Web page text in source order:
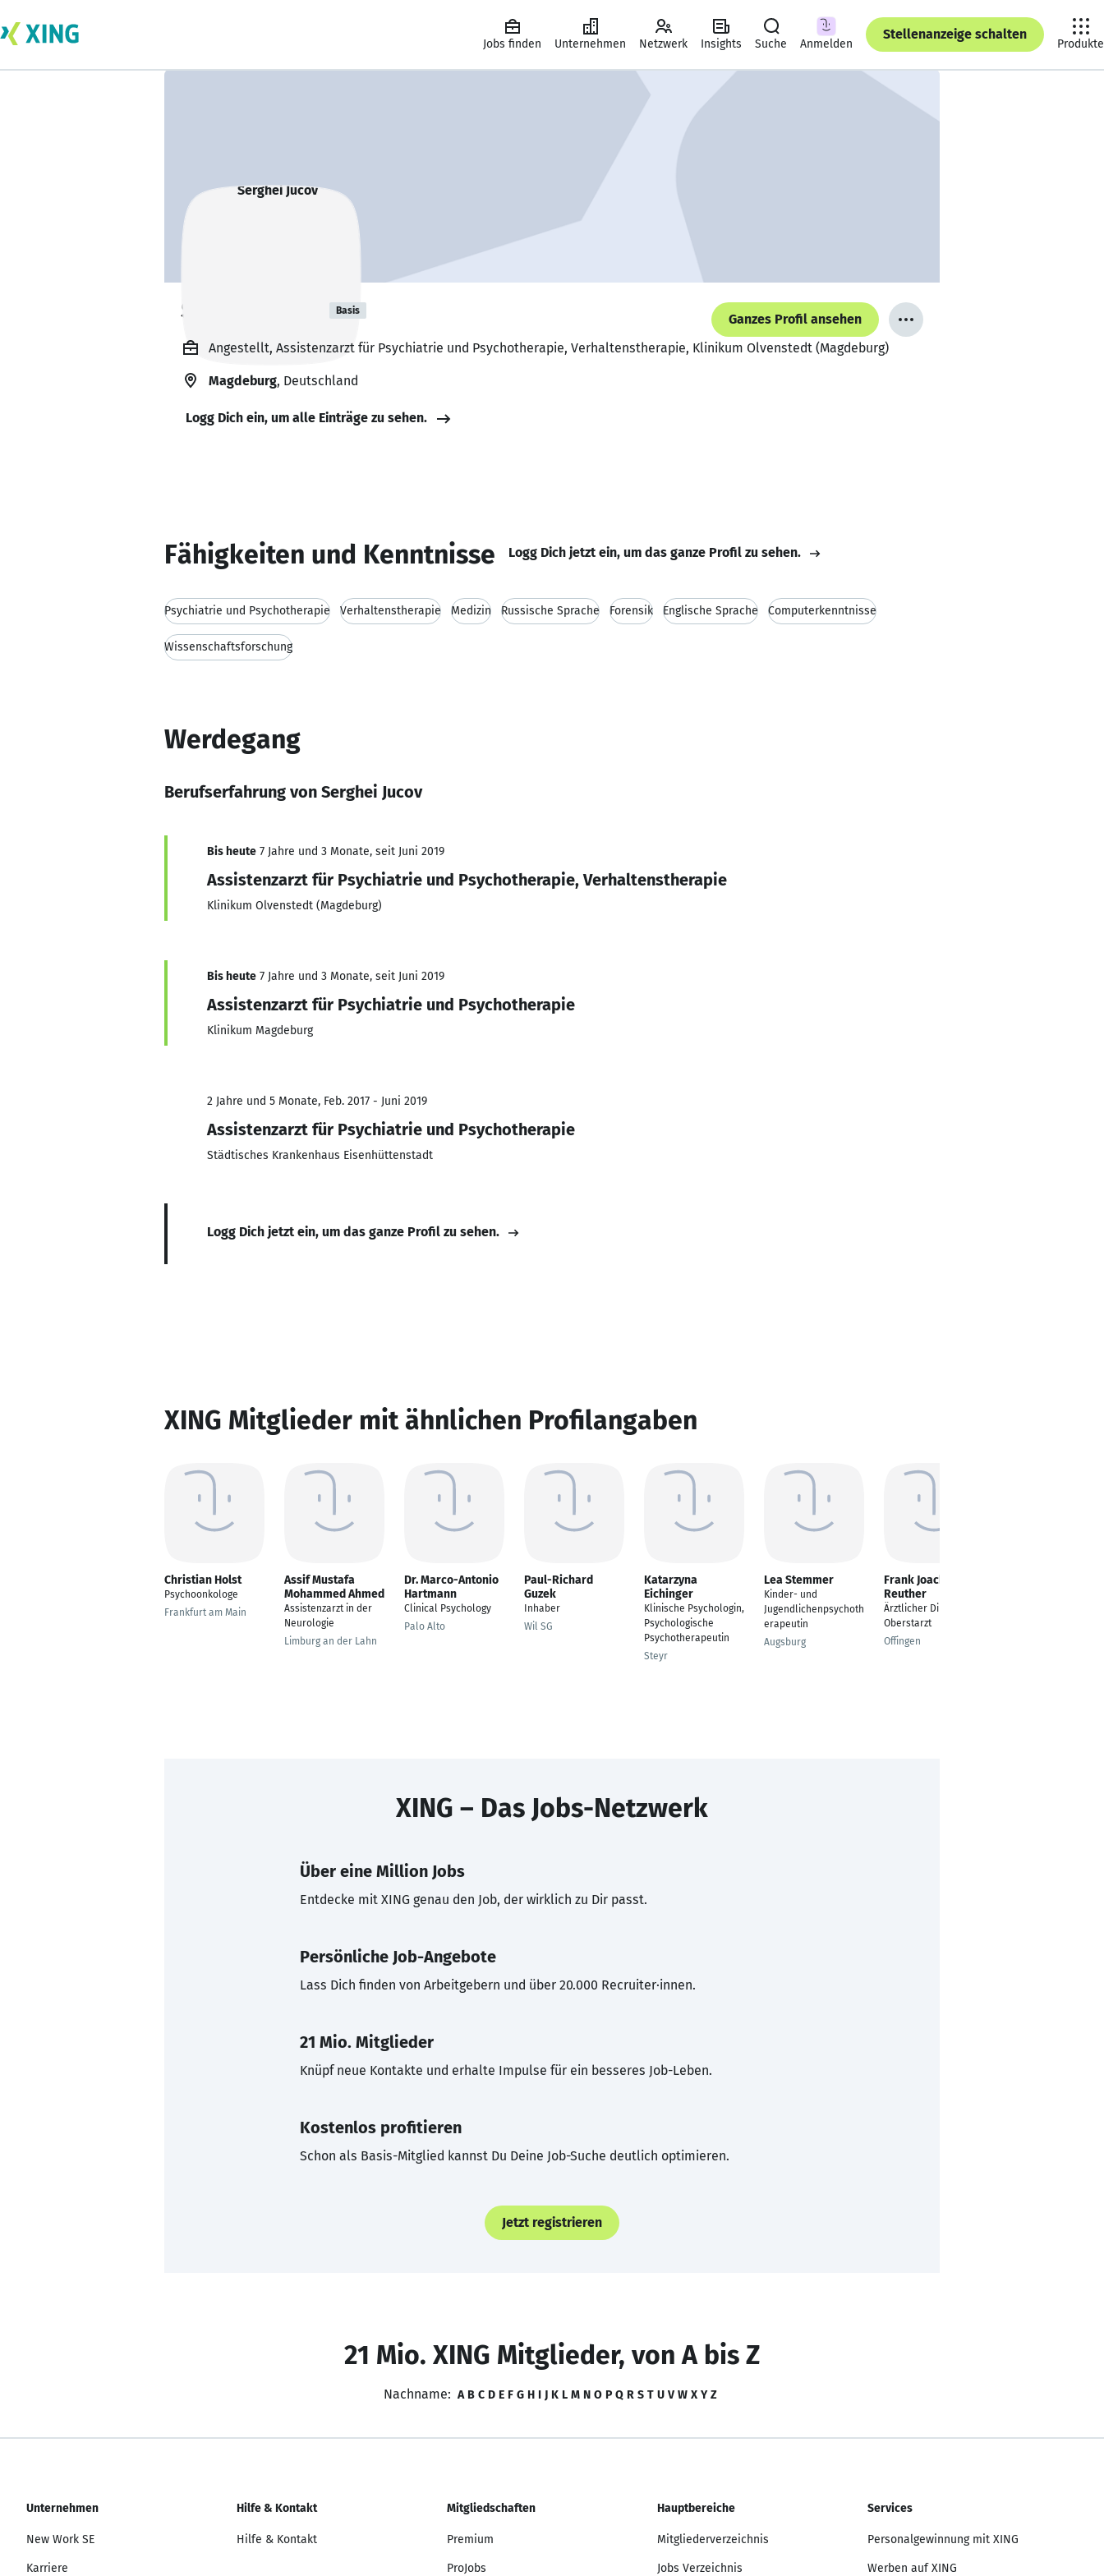
Jobs finden Unternehmen Netzwerk Insights Suche Anmelden
Stellenanzeige schalten
Produkte
Serghei Jucov Basis
Ganzes Profil ansehen
Angestellt, Assistenzarzt für Psychiatrie und Psychotherapie, Verhaltenstherapie, Klinikum Olvenstedt (Magdeburg)
Magdeburg, Deutschland
Logg Dich ein, um alle Einträge zu sehen.
Fähigkeiten und Kenntnisse Logg Dich jetzt ein, um das ganze Profil zu sehen.
Psychiatrie und Psychotherapie Verhaltenstherapie Medizin Russische Sprache Forensik Englische Sprache Computerkenntnisse
Wissenschaftsforschung
Werdegang
Berufserfahrung von Serghei Jucov
Bis heute 7 Jahre und 3 Monate, seit Juni 2019
Assistenzarzt für Psychiatrie und Psychotherapie, Verhaltenstherapie
Klinikum Olvenstedt (Magdeburg)
Bis heute 7 Jahre und 3 Monate, seit Juni 2019
Assistenzarzt für Psychiatrie und Psychotherapie
Klinikum Magdeburg
2 Jahre und 5 Monate, Feb. 2017 - Juni 2019
Assistenzarzt für Psychiatrie und Psychotherapie
Städtisches Krankenhaus Eisenhüttenstadt
Logg Dich jetzt ein, um das ganze Profil zu sehen.
XING Mitglieder mit ähnlichen Profilangaben
Christian Holst
Psychoonkologe
Frankfurt am Main
Assif Mustafa
Mohammed Ahmed
Assistenzarzt in der
Neurologie
Limburg an der Lahn
Dr. Marco-Antonio
Hartmann
Clinical Psychology
Palo Alto
Paul-Richard
Guzek
Inhaber
Wil SG
Katarzyna
Eichinger
Klinische Psychologin,
Psychologische
Psychotherapeutin
Steyr
Lea Stemmer
Kinder- und
Jugendlichenpsychoth
erapeutin
Augsburg
Frank Joachim
Reuther
Ärztlicher Direktor,
Oberstarzt
Offingen
XING – Das Jobs-Netzwerk
Über eine Million Jobs
Entdecke mit XING genau den Job, der wirklich zu Dir passt.
Persönliche Job-Angebote
Lass Dich finden von Arbeitgebern und über 20.000 Recruiter·innen.
21 Mio. Mitglieder
Knüpf neue Kontakte und erhalte Impulse für ein besseres Job-Leben.
Kostenlos profitieren
Schon als Basis-Mitglied kannst Du Deine Job-Suche deutlich optimieren.
Jetzt registrieren
21 Mio. XING Mitglieder, von A bis Z
Nachname: A B C D E F G H I J K L M N O P Q R S T U V W X Y Z
Unternehmen
New Work SE
Karriere
Hilfe & Kontakt
Hilfe & Kontakt
Mitgliedschaften
Premium
ProJobs
Hauptbereiche
Mitgliederverzeichnis
Jobs Verzeichnis
Services
Personalgewinnung mit XING
Werben auf XING